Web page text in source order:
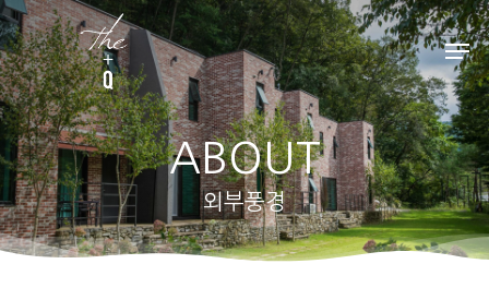
Hit enter to search or ESC to close
ABOUT
외부풍경